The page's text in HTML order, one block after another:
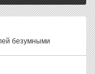
безумными